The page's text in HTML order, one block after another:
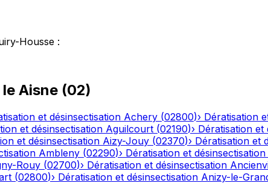
Housse :
Aisne (02)
et désinsectisation Achery (02800)› Dératisation
et désinsectisation Aguilcourt (02190)› Dératisation et
et désinsectisation Aizy-Jouy (02370)› Dératisation et
Ambleny (02290)› Dératisation et désinsectisation
Rouy (02700)› Dératisation et désinsectisation
(02800)› Dératisation et désinsectisation Anizy-le-